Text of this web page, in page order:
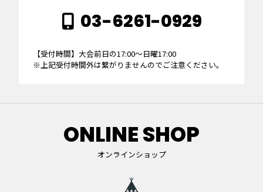
03-6261-0929
【受付時間】大会前日の17:00～日曜17:00
※上記受付時間外は繋がりませんのでご注意ください。
ONLINE SHOP
オンラインショップ